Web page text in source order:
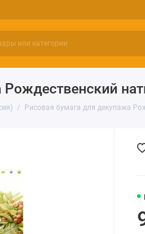
Рождественский
Рисовая бумага для декупажа